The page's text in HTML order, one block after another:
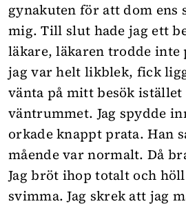
gynakuten för att dom ens
mig. Till slut hade jag ett
läkare, läkaren trodde inte
jag var helt likblek, fick
vänta på mitt besök
väntrummet. Jag spydde
orkade knappt prata. Han
mående var normalt. Då
Jag bröt ihop totalt och
svimma. Jag skrek att jag